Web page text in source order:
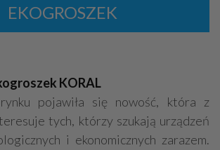
EKOGROSZEK
KORAL
pojawiła się nowość, która z
tych, którzy szukają urządzeń
i ekonomicznych zarazem.